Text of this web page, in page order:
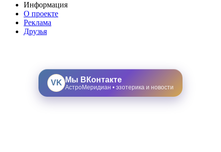
Информация
О проекте
Реклама
Друзья
VK Мы ВКонтакте
АстроМеридиан • эзотерика и новости